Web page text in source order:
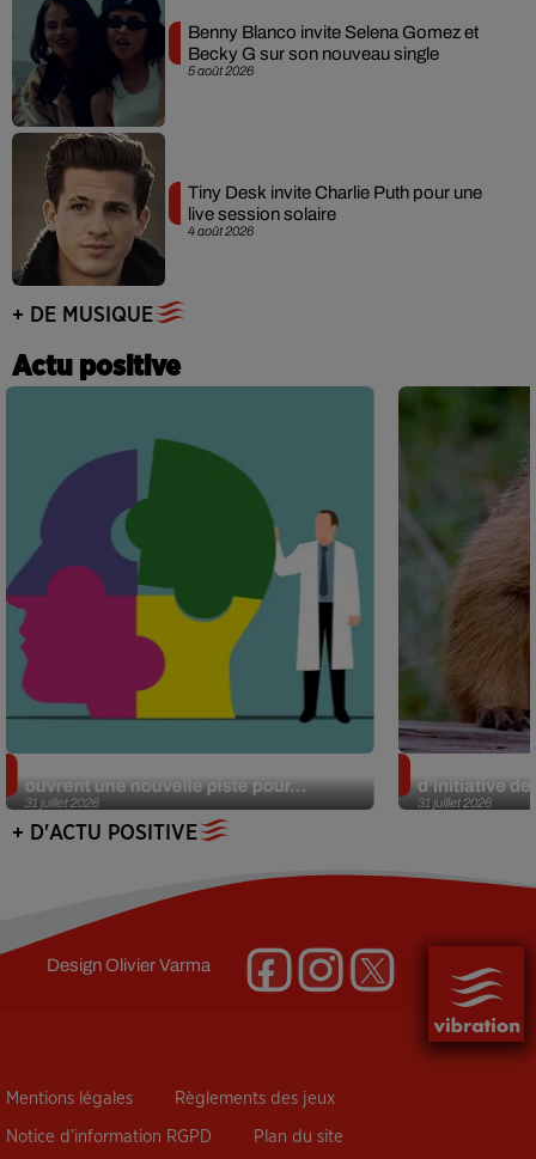
5 août 2026
Benny Blanco invite Selena Gomez et
Becky G sur son nouveau single
4 août 2026
Tiny Desk invite Charlie Puth pour une
live session solaire
+ DE MUSIQUE
Actu positive
31 juillet 2026
ouvrent une nouvelle piste pour...
31 juillet 2026
d’initiative
+ D'ACTU POSITIVE
DesignOlivier Varma
Mentions légales Règlements des jeux
Notice d’information RGPD Plan du site